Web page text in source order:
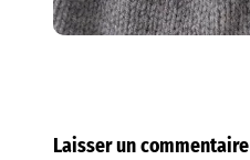
Laisser un commentaire